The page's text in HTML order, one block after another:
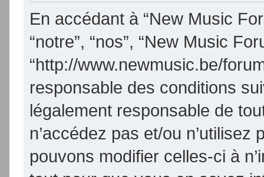
En accédant à “New Music
“notre”, “nos”, “New Music
“http://www.newmusic.be/
responsable des conditions
légalement responsable de
n’accédez pas et/ou
pouvons modifier celles-ci à